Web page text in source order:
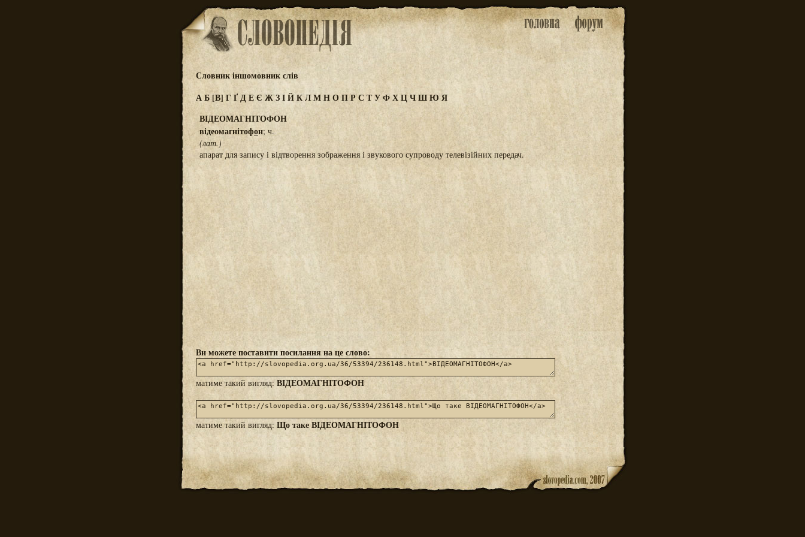
Словник іншомовник слів
АБ[В] Г ҐДЕЄ ЖЗІЙКЛМНОПРС ТУФХЦЧШЮ Я
ВІДЕОМАГНІТОФОН
відеомагнітофон; ч.
(лат.)
апарат для запису і відтворення зображення і звукового супроводу телевізійних передач.
Ви можете поставити посилання на це слово:
матиме такий вигляд: ВІДЕОМАГНІТОФОН
матиме такий вигляд: Що таке ВІДЕОМАГНІТОФОН